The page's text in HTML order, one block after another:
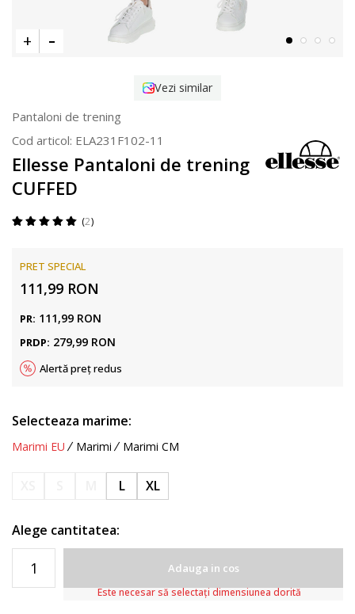
Vezi similar
Pantaloni de trening
Cod articol: ELA231F102-11
Ellesse Pantaloni de trening
CUFFED
2
PRET SPECIAL
111,99 RON
PR: 111,99 RON
PRDP: 279,99 RON
Alertă preț redus
Selecteaza marime:
Marimi EU Marimi Marimi CM
L XL
Alege cantitatea:
Adauga in cos
Este necesar să selectați dimensiunea dorită